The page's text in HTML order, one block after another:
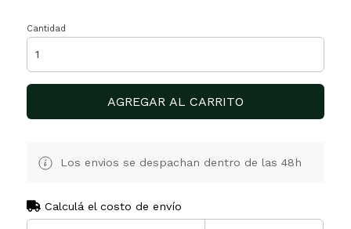
Cantidad
AGREGAR AL CARRITO
Los envios se despachan dentro de las 48h
Calculá el costo de envío